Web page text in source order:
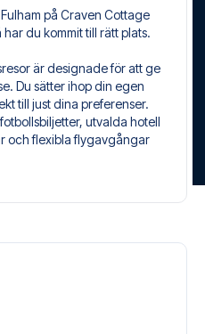
på Craven Cottage
du kommit till rätt plats.
är designade för att ge
Du sätter ihop din egen
till just dina preferenser.
utvalda hotell
och flexibla flygavgångar
i samband
redo med personlig
Vi är tillgängliga på